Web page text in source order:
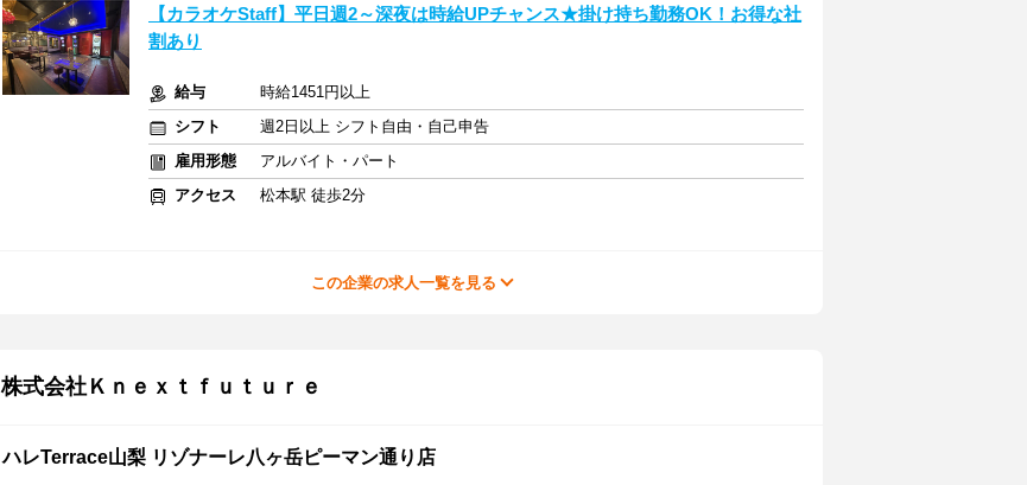
【カラオケStaff】平日週2～深夜は時給UPチャンス★掛け持ち勤務OK！お得な社
割あり
給与
時給1451円以上
シフト
週2日以上 シフト自由・自己申告
雇用形態
アルバイト・パート
アクセス
松本駅 徒歩2分
この企業の求人一覧を見る
株式会社Ｋｎｅｘｔｆｕｔｕｒｅ
ハレTerrace山梨 リゾナーレ八ヶ岳ピーマン通り店